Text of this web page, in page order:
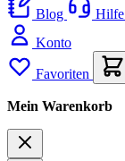
Blog
Hilfe
Konto
Favoriten
Mein Warenkorb